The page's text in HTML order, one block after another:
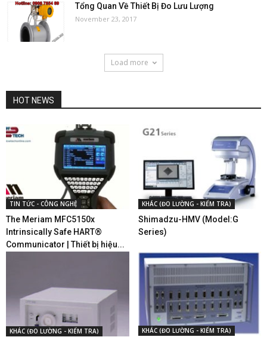
Tổng Quan Về Thiết Bị Đo Lưu Lượng
November 23, 2017
Load more
HOT NEWS
TIN TỨC - CÔNG NGHỆ
The Meriam MFC5150x
Intrinsically Safe HART®
Communicator | Thiết bị hiệu...
KHÁC (ĐO LƯỜNG - KIỂM TRA)
Shimadzu-HMV (Model:G
Series)
KHÁC (ĐO LƯỜNG - KIỂM TRA) KHÁC (ĐO LƯỜNG - KIỂM TRA)